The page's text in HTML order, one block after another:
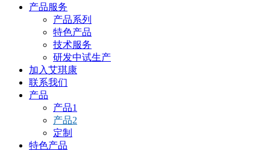
产品服务
产品系列
特色产品
技术服务
研发中试生产
加入艾琪康
联系我们
产品
产品1
产品2
定制
特色产品